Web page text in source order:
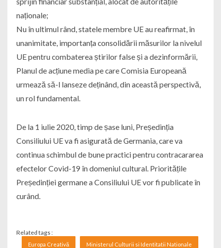
naționale;
Nu în ultimul rând, statele membre UE au reafirmat, în
unanimitate, importanța consolidării măsurilor la nivelul
UE pentru combaterea știrilor false și a dezinformării,
Planul de acțiune media pe care Comisia Europeană
urmează să-l lanseze deținând, din această perspectivă,
un rol fundamental.
De la 1 iulie 2020, timp de șase luni, Președinția
Consiliului UE va fi asigurată de Germania, care va
continua schimbul de bune practici pentru contracararea
efectelor Covid-19 în domeniul cultural. Prioritățile
Președinției germane a Consiliului UE vor fi publicate în
curând.
Related tags :
Europa Creativă Ministerul Culturii si Identitatii Nationale